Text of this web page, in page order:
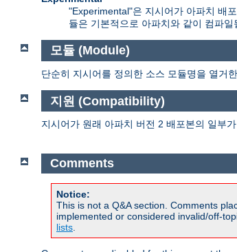
"Experimental"은 지시어가 아파치 배
듈은 기본적으로 아파치와 같이 컴파
모듈 (Module)
단순히 지시어를 정의한 소스 모듈명을 열거
지원 (Compatibility)
지시어가 원래 아파치 버전 2 배포본의 일부
Comments
Notice:
This is not a Q&A section. Comments
implemented or considered invalid/off-
lists